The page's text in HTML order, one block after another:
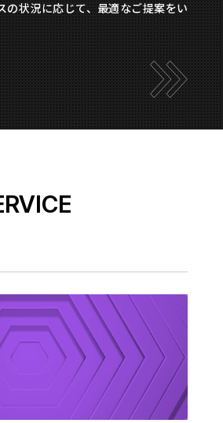
の状況に応じて、最適なご提案をい